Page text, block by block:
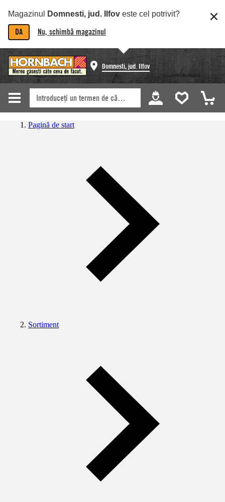
Magazinul Domnesti, jud. Ilfov este cel potrivit?
DA Nu, schimbă magazinul
Domnesti, jud. Ilfov
Pagină de start
Sortiment